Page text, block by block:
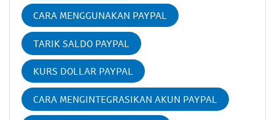
CARA MENGGUNAKAN PAYPAL
TARIK SALDO PAYPAL
KURS DOLLAR PAYPAL
CARA MENGINTEGRASIKAN AKUN PAYPAL